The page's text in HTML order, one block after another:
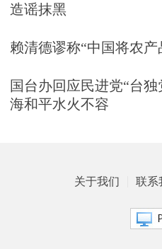
造谣抹黑
赖清德谬称“中国将农
国台办回应民进党“台
海和平水火不容
关于我们 联系